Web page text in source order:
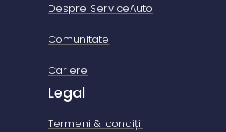
Despre ServiceAuto
Comunitate
Cariere
Legal
Termeni & condiții